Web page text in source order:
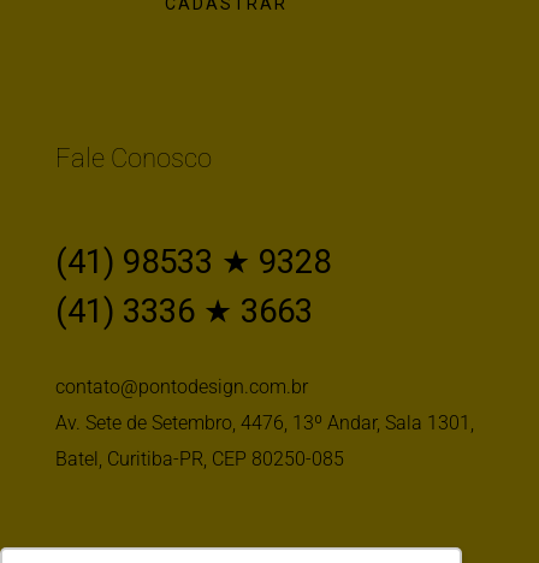
Fale Conosco
(41) 98533 ★ 9328
(41) 3336 ★ 3663
contato@pontodesign.com.br
Av. Sete de Setembro, 4476, 13º Andar, Sala 1301,
Batel, Curitiba-PR, CEP 80250-085